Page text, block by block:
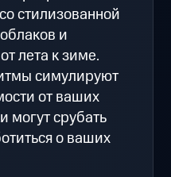
стилизованной
и
лета к зиме.
симулируют
от ваших
могут срубать
о ваших